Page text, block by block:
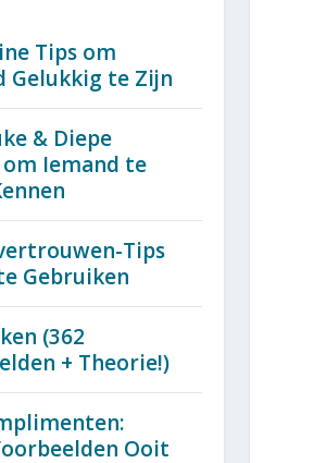
Tips om
Gelukkig te Zijn
& Diepe
Iemand te
Tips
Gebruiken
(362
+ Theorie!)
Ooit